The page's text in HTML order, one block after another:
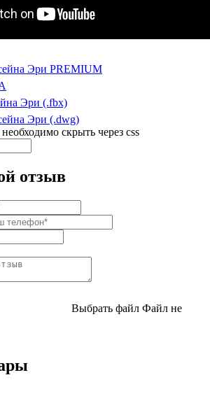
Эри PREMIUM
Эри (.fbx)
Эри (.dwg)
скрыть через css
отзыв
Выбрать файл Файл не